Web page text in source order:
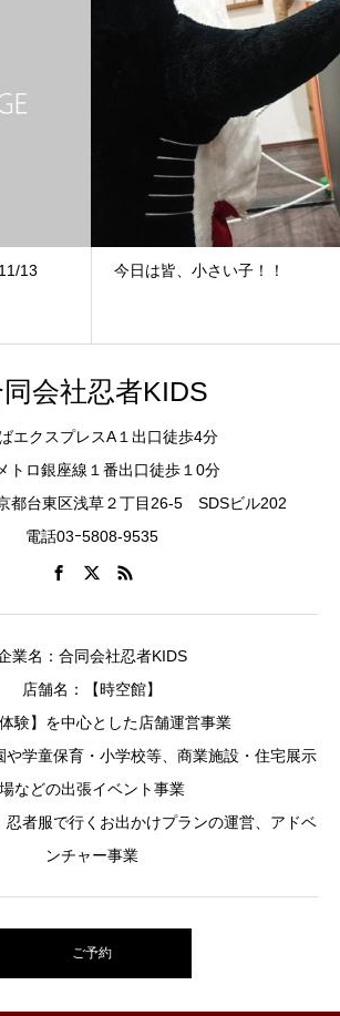
13 今日は皆、小さい子！！
会社忍者KIDS
エクスプレスA１出口徒歩4分
トロ銀座線１番出口徒歩１0分
都台東区浅草２丁目26-5 SDSビル202
電話03ｰ5808-9535
業名：合同会社忍者KIDS
店舗名：【時空館】
体験】を中心とした店舗運営事業
や学童保育・小学校等、商業施設・住宅展示
場などの出張イベント事業
忍者服で行くお出かけプランの運営、アドベ
ンチャー事業
ご予約